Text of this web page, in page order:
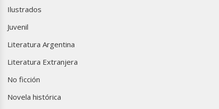
Ilustrados
Juvenil
Literatura Argentina
Literatura Extranjera
No ficción
Novela histórica